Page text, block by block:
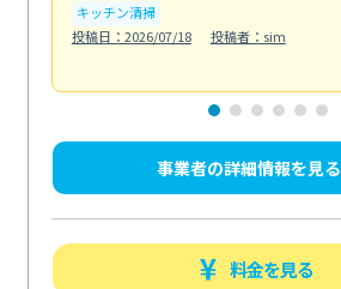
キッチン清掃
投稿日：2026/07/18
投稿者：sim
事業者の詳細情報を見る
料金を見る